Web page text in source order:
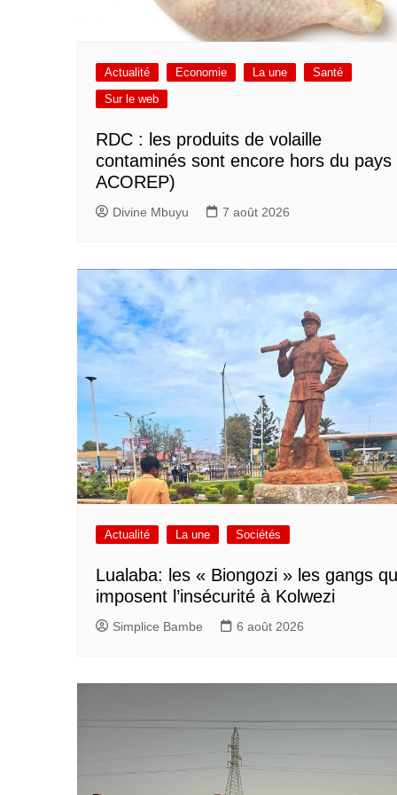
Actualité Economie La une
Santé
Sur le web
RDC : les produits de volaille
contaminés sont encore hors du pays
ACOREP)
Divine Mbuyu 7 août 2026
Actualité La une Sociétés
Lualaba: les « Biongozi » les gangs
imposent l’insécurité à Kolwezi
Simplice Bambe 6 août 2026